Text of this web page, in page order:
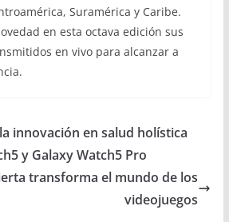
Suramérica y Caribe.
en esta octava edición sus
en vivo para alcanzar a
innovación en salud holística
y Galaxy Watch5 Pro
transforma el mundo de los
videojuegos